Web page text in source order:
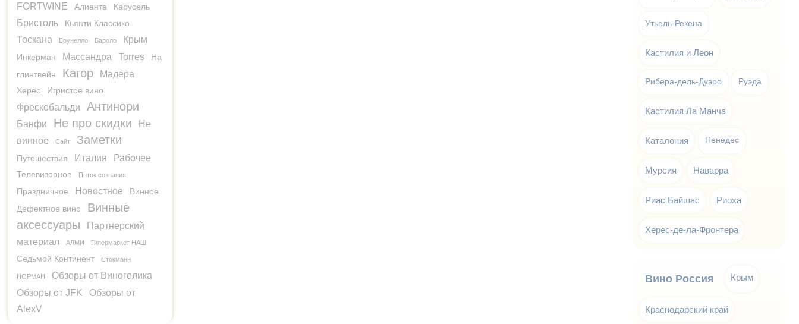
FORTWINE Алианта Карусель
Бристоль Кьянти Классико
Тоскана Брунелло Бароло Крым
Инкерман Массандра Torres
На
глинтвейн
Кагор Мадера
Херес Игристое вино
Фрескобальди Антинори
Банфи Не про скидки
Не
винное
Сайт Заметки
Путешествия Италия Рабочее
Телевизорное Поток сознания
Праздничное Новостное
Винное
Дефектное вино
Винные
аксессуары
Партнерский
материал
АЛМИ Гипермаркет НАШ
Седьмой Континент Стокманн
НОРМАН
Обзоры от Виноголика
Обзоры от JFK
Обзоры от
AlexV
Утьель-Рекена
Кастилия и Леон
Рибера-дель-Дуэро Руэда
Кастилия Ла Манча
Каталония Пенедес
Мурсия Наварра
Риас Байшас Риоха
Херес-де-ла-Фронтера
Вино Россия Крым
Краснодарский край